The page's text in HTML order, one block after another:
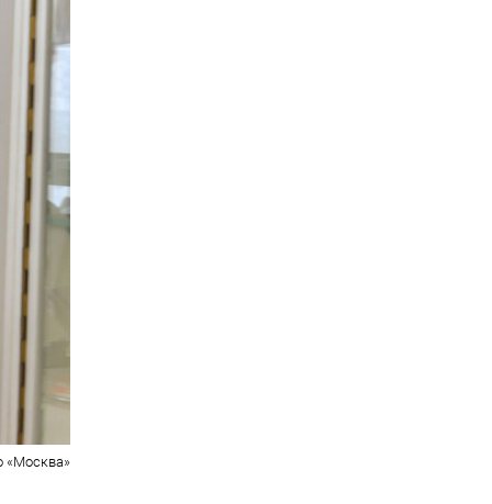
«Москва»